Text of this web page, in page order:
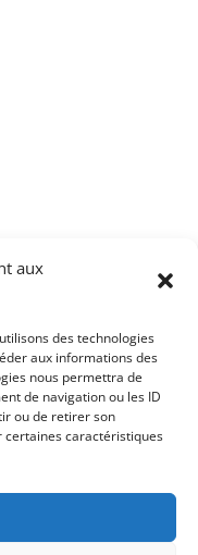
aux
des technologies
aux informations des
nous permettra de
de navigation ou les ID
ou de retirer son
caractéristiques
avec une facture
Réunion à partir de